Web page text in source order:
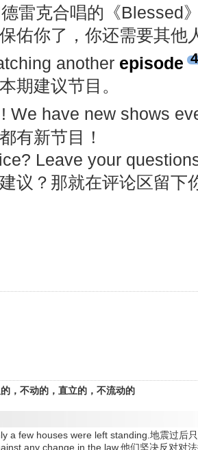
雷克合唱的《Blessed
佑你了，你还需要其他
another episode
期建议节目。
! We have new shows
有新节目！
Leave your
议？那就在评论区留下
，不动的，直立的，不流动的
a few houses were left standing.地震过后
any change in the law.他们坚决反对对